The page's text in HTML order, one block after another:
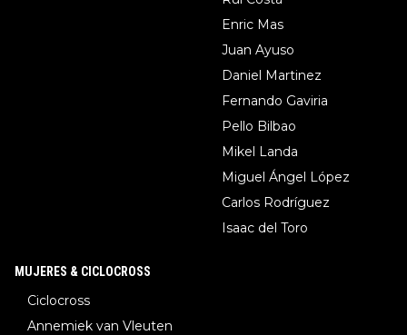
Enric Mas
Juan Ayuso
Daniel Martinez
Fernando Gaviria
Pello Bilbao
Mikel Landa
Miguel Ángel López
Carlos Rodríguez
Isaac del Toro
MUJERES & CICLOCROSS
Ciclocross
Annemiek van Vleuten